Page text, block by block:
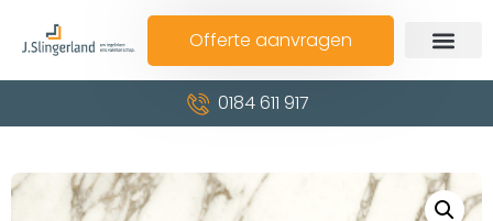
Offerte aanvragen
0184 611 917